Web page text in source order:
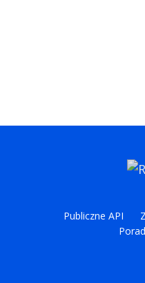
Publiczne API